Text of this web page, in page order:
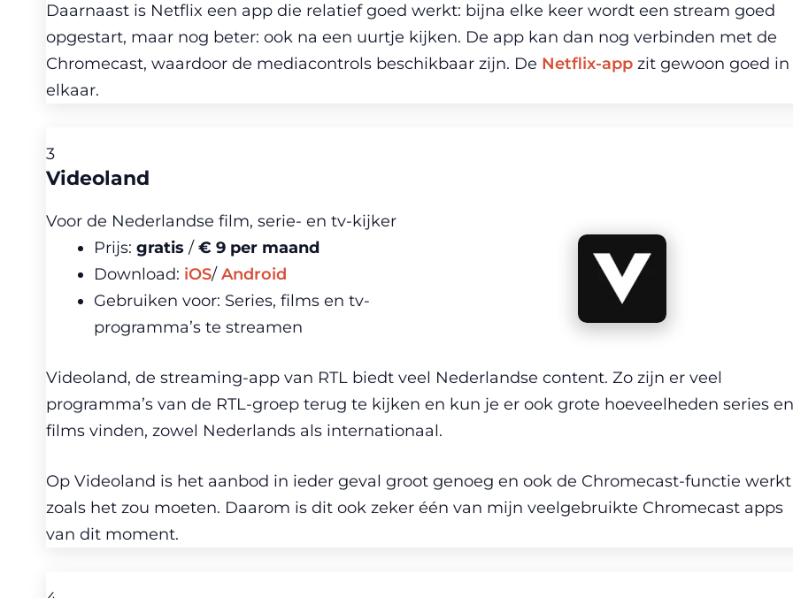
Daarnaast is Netflix een app die relatief goed werkt: bijna elke keer wordt een stream goed
opgestart, maar nog beter: ook na een uurtje kijken. De app kan dan nog verbinden met de
Chromecast, waardoor de mediacontrols beschikbaar zijn. De Netflix-app zit gewoon goed in
elkaar.
3
Videoland
Voor de Nederlandse film, serie- en tv-kijker
Prijs: gratis / € 9 per maand
Download: iOS/ Android
Gebruiken voor: Series, films en tv-
programma’s te streamen
Videoland, de streaming-app van RTL biedt veel Nederlandse content. Zo zijn er veel
programma’s van de RTL-groep terug te kijken en kun je er ook grote hoeveelheden series en
films vinden, zowel Nederlands als internationaal.
Op Videoland is het aanbod in ieder geval groot genoeg en ook de Chromecast-functie werkt
zoals het zou moeten. Daarom is dit ook zeker één van mijn veelgebruikte Chromecast apps
van dit moment.